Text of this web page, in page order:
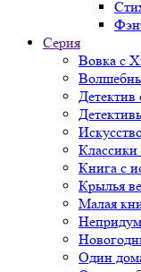
Серия
Вовка с
Детектив
Книга с
Крылья
Малая
Один